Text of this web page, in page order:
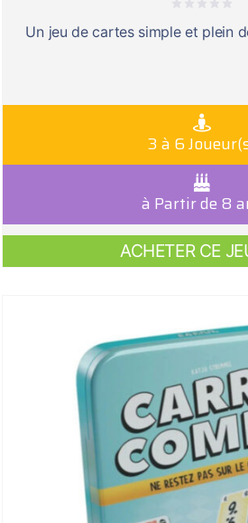
Un jeu de cartes simple et plein
3 à 6
à Partir de 8
ACHETER CE